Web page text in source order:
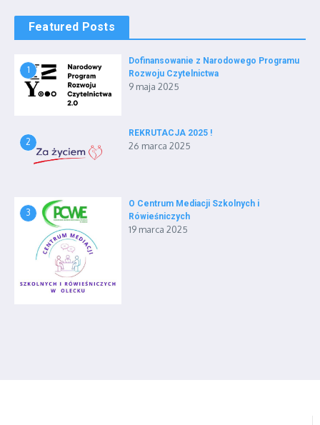
Featured Posts
1
Dofinansowanie z Narodowego Programu
Rozwoju Czytelnictwa
9 maja 2025
2
REKRUTACJA 2025 !
26 marca 2025
3
O Centrum Mediacji Szkolnych i
Rówieśniczych
19 marca 2025